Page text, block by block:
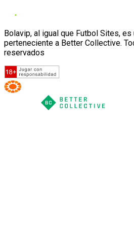
Bolavip, al igual que Futbol Sites, es
perteneciente a Better Collective.
reservados